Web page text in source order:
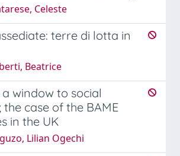
Celeste
terre di lotta in
Beatrice
a window to social
the case of the BAME
in the UK
Lilian Ogechi